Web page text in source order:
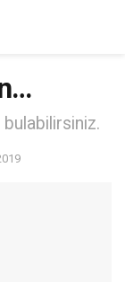
bulabilirsiniz.